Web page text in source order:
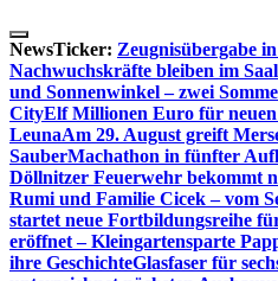
NewsTicker: Zeugnisübergabe
Nachwuchskräfte bleiben im
und Sonnenwinkel – zwei
CityElf Millionen Euro für
LeunaAm 29. August greift
SauberMachathon in fünfter
Döllnitzer Feuerwehr bekommt
Rumi und Familie Cicek – vom
startet neue Fortbildungsreihe
eröffnet – Kleingartensparte
ihre GeschichteGlasfaser für